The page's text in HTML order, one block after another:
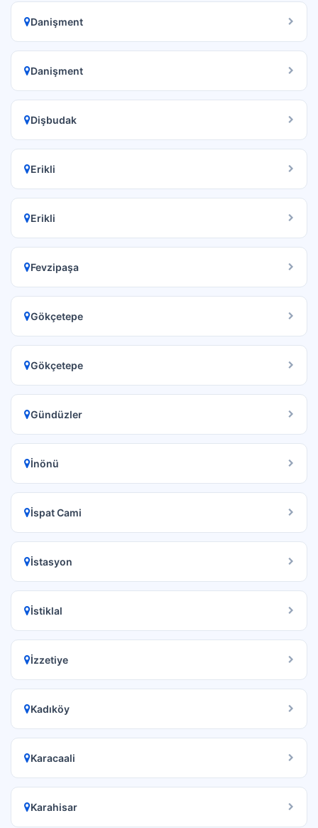
Danişment
Danişment
Dişbudak
Erikli
Erikli
Fevzipaşa
Gökçetepe
Gökçetepe
Gündüzler
İnönü
İspat Cami
İstasyon
İstiklal
İzzetiye
Kadıköy
Karacaali
Karahisar